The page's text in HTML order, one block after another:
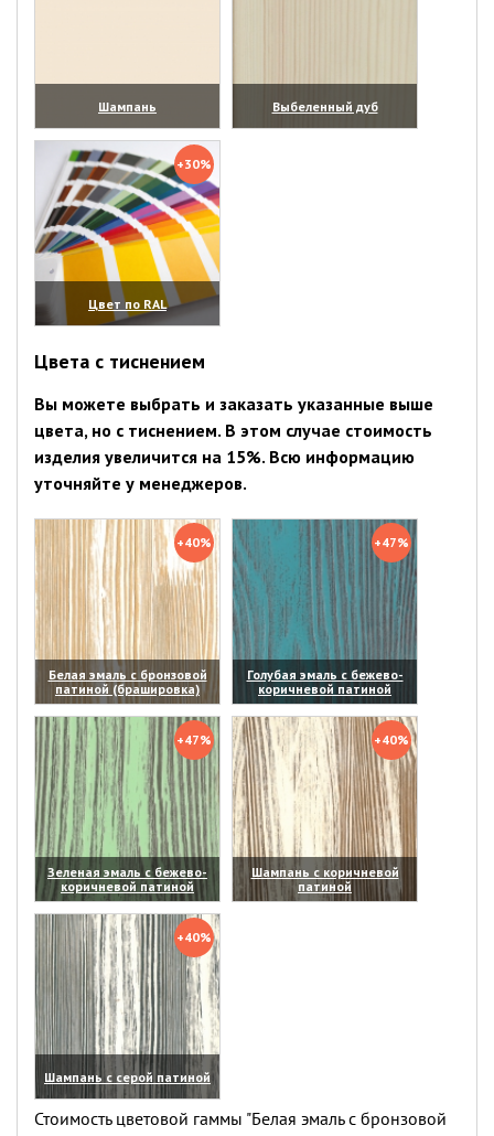
Шампань
(увеличить)
Выбеленный дуб
(увеличить)
+30%
Цвет по RAL
(увеличить)
Цвета с тиснением
Вы можете выбрать и заказать указанные выше
цвета, но с тиснением. В этом случае стоимость
изделия увеличится на 15%. Всю информацию
уточняйте у менеджеров.
+40%
Белая эмаль с бронзовой
патиной (брашировка)
(увеличить)
+47%
Голубая эмаль с бежево-
коричневой патиной
(увеличить)
+47%
Зеленая эмаль с бежево-
коричневой патиной
(увеличить)
+40%
Шампань с коричневой
патиной
(увеличить)
+40%
Шампань с серой патиной
(увеличить)
Стоимость цветовой гаммы "Белая эмаль с бронзовой